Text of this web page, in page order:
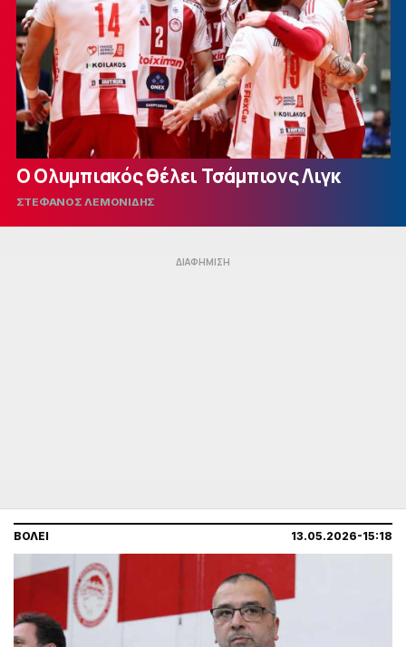
Ο Ολυμπιακός θέλει Τσάμπιονς Λιγκ
ΣΤΕΦΑΝΟΣ ΛΕΜΟΝΙΔΗΣ
ΒΟΛΕΙ 13.05.2026-15:18